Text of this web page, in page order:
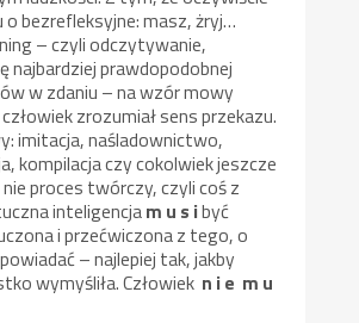
o bezrefleksyjne: masz, żryj…
– czyli odczytywanie,
najbardziej prawdopodobnej
w zdaniu – na wzór mowy
zrozumiał sens przekazu.
imitacja, naśladownictwo,
kompilacja czy cokolwiek jeszcze
proces twórczy, czyli coś z
inteligencjam u s ibyć
i przećwiczona z tego, o
– najlepiej tak, jakby
wymyśliła. Człowiek n i e m u